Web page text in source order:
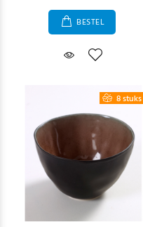
BESTEL
8 stuks